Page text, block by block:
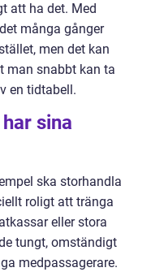
att ha det. Med
många gånger
men det kan
man snabbt kan ta
en tidtabell.
sina
ska storhandla
roligt att tränga
eller stora
tungt, omständigt
medpassagerare.